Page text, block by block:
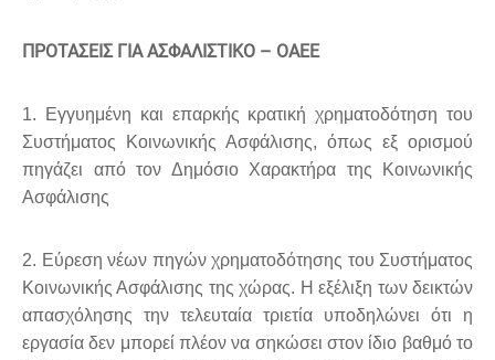
ΠΡΟΤΑΣΕΙΣ ΓΙΑ ΑΣΦΑΛΙΣΤΙΚΟ – ΟΑΕΕ
1. Εγγυημένη και επαρκής κρατική χρηματοδότηση του
Συστήματος Κοινωνικής Ασφάλισης, όπως εξ ορισμού
πηγάζει από τον Δημόσιο Χαρακτήρα της Κοινωνικής
Ασφάλισης
2. Εύρεση νέων πηγών χρηματοδότησης του Συστήματος
Κοινωνικής Ασφάλισης της χώρας. Η εξέλιξη των δεικτών
απασχόλησης την τελευταία τριετία υποδηλώνει ότι η
εργασία δεν μπορεί πλέον να σηκώσει στον ίδιο βαθμό το